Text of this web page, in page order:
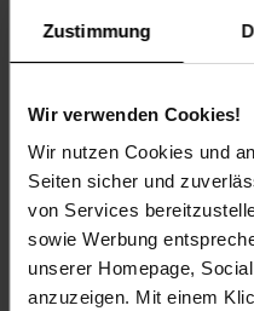
Zustimmung
Wir verwenden Cookies!
Wir nutzen Cookies und
Seiten sicher und
von Services
sowie Werbung
unserer Homepage,
anzuzeigen. Mit einem
Veggi Tex-Mex-Salat